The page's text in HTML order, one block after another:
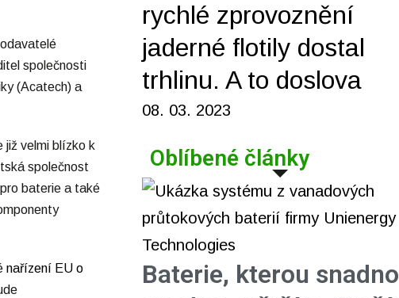
společnosti
(Acatech) a
již velmi blízko k
společnost
baterie a také
nařízení EU o
rychlé zprovoznění
jaderné flotily dostal
trhlinu. A to doslova
08. 03. 2023
Oblíbené články
Baterie, kterou snadno